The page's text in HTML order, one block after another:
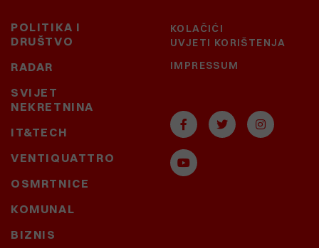
POLITIKA I
DRUŠTVO
RADAR
SVIJET
NEKRETNINA
IT&TECH
VENTIQUATTRO
OSMRTNICE
KOMUNAL
BIZNIS
KOLAČIĆI
UVJETI KORIŠTENJA
IMPRESSUM